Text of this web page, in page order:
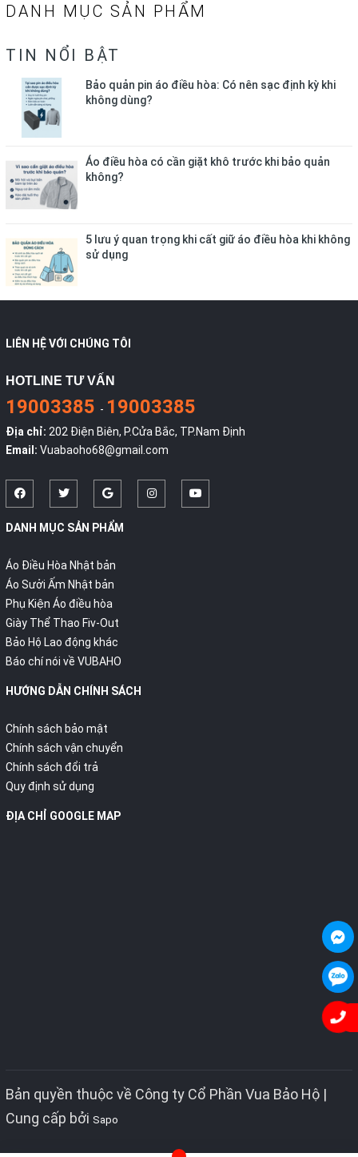
DANH MỤC SẢN PHẨM
TIN NỔI BẬT
Bảo quản pin áo điều hòa: Có nên sạc định kỳ khi
không dùng?
Áo điều hòa có cần giặt khô trước khi bảo quản
không?
5 lưu ý quan trọng khi cất giữ áo điều hòa khi không
sử dụng
LIÊN HỆ VỚI CHÚNG TÔI
HOTLINE TƯ VẤN
19003385 - 19003385
Địa chỉ: 202 Điện Biên, P.Cửa Bắc, TP.Nam Định
Email: Vuabaoho68@gmail.com
DANH MỤC SẢN PHẨM
Áo Điều Hòa Nhật bản
Áo Sưởi Ấm Nhật bản
Phụ Kiện Áo điều hòa
Giày Thể Thao Fiv-Out
Bảo Hộ Lao động khác
Báo chí nói về VUBAHO
HƯỚNG DẪN CHÍNH SÁCH
Chính sách bảo mật
Chính sách vận chuyển
Chính sách đổi trả
Quy định sử dụng
ĐỊA CHỈ GOOGLE MAP
Bản quyền thuộc về Công ty Cổ Phần Vua Bảo Hộ |
Cung cấp bởi Sapo